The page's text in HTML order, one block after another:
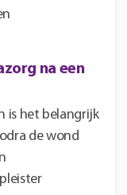
na een
is het belangrijk
de wond